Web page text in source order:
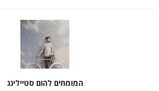
המומחים להום סטיילינג